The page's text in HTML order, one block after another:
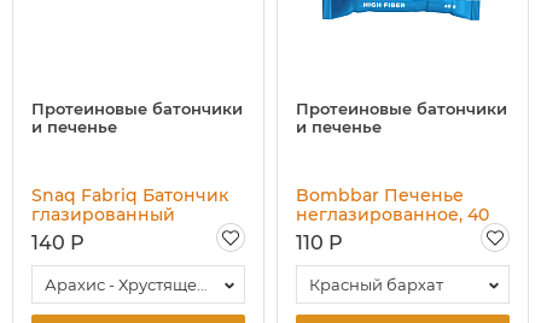
Протеиновые батончики
и печенье
Snaq Fabriq Батончик
глазированный
SNAQER, 50 гр
140 Р
Протеиновые батончики
и печенье
Bombbar Печенье
неглазированное, 40
гр
110 Р
Красный бархат